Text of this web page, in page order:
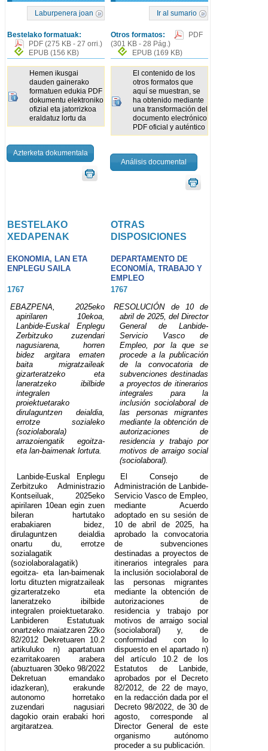
Laburpenera joan
Bestelako formatuak:
PDF (275 KB - 27 orri.)
EPUB (156 KB)
Hemen ikusgai
dauden gainerako
formatuen edukia PDF
dokumentu elektroniko
ofizial eta jatorrizkoa
eraldatuz lortu da
Azterketa dokumentala
Ir al sumario
Otros formatos:
PDF
(301 KB - 28 Pág.)
EPUB(169 KB)
El contenido de los
otros formatos que
aquí se muestran, se
ha obtenido mediante
una transformación del
documento electrónico
PDF oficial y auténtico
Análisis documental
BESTELAKO
XEDAPENAK
OTRAS
DISPOSICIONES
EKONOMIA, LAN ETA
ENPLEGU SAILA
DEPARTAMENTO DE
ECONOMÍA, TRABAJO Y
EMPLEO
1767
1767
EBAZPENA, 2025eko
apirilaren 10ekoa,
Lanbide-Euskal Enplegu
Zerbitzuko zuzendari
nagusiarena, horren
bidez argitara ematen
baita migratzaileak
gizarteratzeko eta
laneratzeko ibilbide
integralen
proiektuetarako
dirulaguntzen deialdia,
errotze sozialeko
(soziolaborala)
arrazoiengatik egoitza-
eta lan-baimenak lortuta.
RESOLUCIÓN de 10 de
abril de 2025, del Director
General de Lanbide-
Servicio Vasco de
Empleo, por la que se
procede a la publicación
de la convocatoria de
subvenciones destinadas
a proyectos de itinerarios
integrales para la
inclusión sociolaboral de
las personas migrantes
mediante la obtención de
autorizaciones de
residencia y trabajo por
motivos de arraigo social
(sociolaboral).
Lanbide-Euskal Enplegu
Zerbitzuko Administrazio
Kontseiluak, 2025eko
apirilaren 10ean egin zuen
bileran hartutako
erabakiaren bidez,
dirulaguntzen deialdia
onartu du, errotze
sozialagatik
(soziolaboralagatik)
egoitza- eta lan-baimenak
lortu dituzten migratzaileak
gizarteratzeko eta
laneratzeko ibilbide
integralen proiektuetarako.
Lanbideren Estatutuak
onartzeko maiatzaren 22ko
82/2012 Dekretuaren 10.2
artikuluko n) apartatuan
ezarritakoaren arabera
(abuztuaren 30eko 98/2022
Dekretuan emandako
idazkeran), erakunde
autonomo horretako
zuzendari nagusiari
dagokio orain erabaki hori
argitaratzea.
El Consejo de
Administración de Lanbide-
Servicio Vasco de Empleo,
mediante Acuerdo
adoptado en su sesión de
10 de abril de 2025, ha
aprobado la convocatoria
de subvenciones
destinadas a proyectos de
itinerarios integrales para
la inclusión sociolaboral de
las personas migrantes
mediante la obtención de
autorizaciones de
residencia y trabajo por
motivos de arraigo social
(sociolaboral) y, de
conformidad con lo
dispuesto en el apartado n)
del artículo 10.2 de los
Estatutos de Lanbide,
aprobados por el Decreto
82/2012, de 22 de mayo,
en la redacción dada por el
Decreto 98/2022, de 30 de
agosto, corresponde al
Director General de este
organismo autónomo
proceder a su publicación.